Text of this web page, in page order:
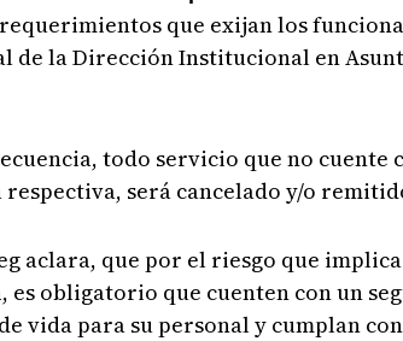
que exijan los
de la Dirección Institucional en
todo servicio que no cuente
será cancelado y/o
aclara, que por el riesgo que
es obligatorio que cuenten con un
vida para su personal y cumplan